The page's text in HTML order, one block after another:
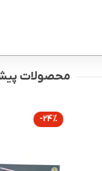
محصولات
-24%